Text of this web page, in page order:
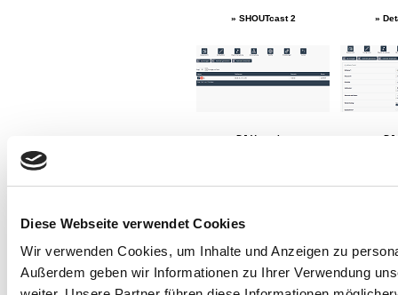
Diese Webseite verwendet Cookies
Wir verwenden Cookies, um Inhalte und Anzeigen zu
Außerdem geben wir Informationen zu Ihrer Verwendung
» SHOUTcast 2 »
» DJ Verwaltung »
» bei einer Mindestvertragslaufzeit von 1 Monat.
» Anleitungen zu den einzelnen Optionen finden Sie im
STARTSEITE|AGB| WIDERRUFSRECHT|